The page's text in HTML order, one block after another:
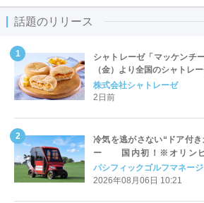
話題のリリース
シャトレーゼ「マッケンチ
（金）より全国のシャトレ
株式会社シャトレーゼ
2日前
冷気を逃がさない“ドア付
ー 国内初！※オリンピ
Cart（エアコンカート）
パシフィックゴルフマネー
2026年08月06日 10:21